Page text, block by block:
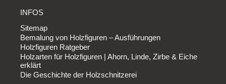
INFOS
Sitemap
Bemalung von Holzfiguren – Ausführungen
Holzfiguren Ratgeber
Holzarten für Holzfiguren | Ahorn, Linde, Zirbe & Eiche
erklärt
Die Geschichte der Holzschnitzerei